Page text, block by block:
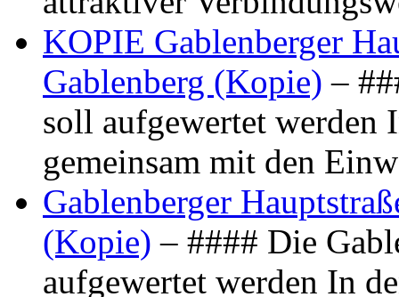
KOPIE Gablenberger
Gablenberg (Kopie) –
soll aufgewertet werden
gemeinsam mit den
Gablenberger
(Kopie) – #### Die
aufgewertet werden In